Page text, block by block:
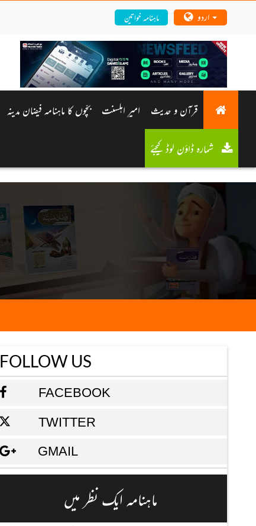
ماہنامہ خواتین
قرآن و حدیث امیرِ اہلسنت بچّوں کا ماہنامہ فیضان مدینہ
شمارہ ڈاؤن لوڈ کیجئے
FOLLOW US
FACEBOOK
TWITTER
GMAIL
ماہنامہ ایک نظر میں